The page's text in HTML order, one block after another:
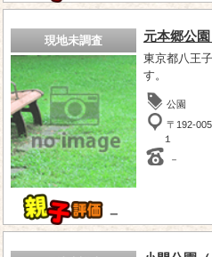
現地未調査
－
元本郷公園
東京都八王
す。
公園
〒192-
１
－